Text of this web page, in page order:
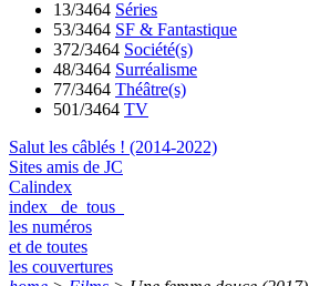
13/3464 Séries
53/3464 SF & Fantastique
372/3464 Société(s)
48/3464 Surréalisme
77/3464 Théâtre(s)
501/3464 TV
Salut les câblés ! (2014-2022)
Sites amis de JC
Calindex
index de tous
les numéros
et de toutes
les couvertures